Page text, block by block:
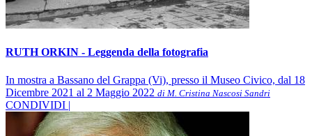
RUTH ORKIN - Leggenda della fotografia
In mostra a Bassano del Grappa (Vi), presso il Museo Civico, dal 18
Dicembre 2021 al 2 Maggio 2022 di M. Cristina Nascosi Sandri
CONDIVIDI |